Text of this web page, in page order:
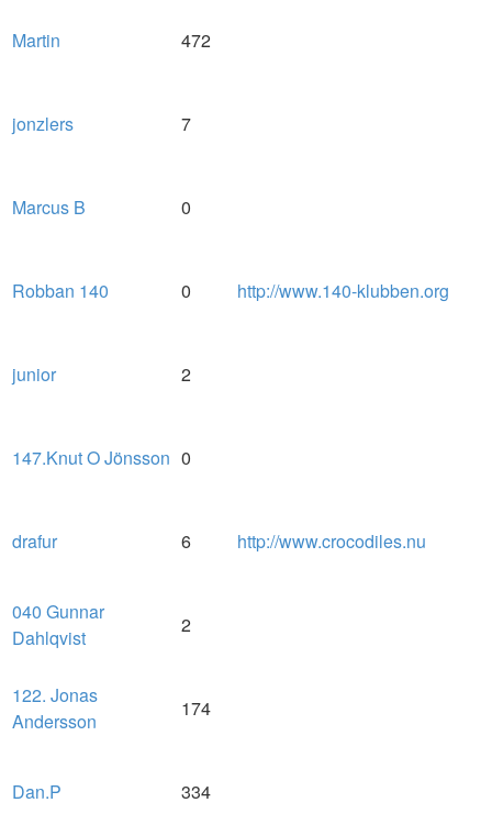
Martin 472
jonzlers 7
Marcus B 0
Robban 140 0 http://www.140-klubben.org
junior 2
147.Knut O Jönsson 0
drafur 6 http://www.crocodiles.nu
040 Gunnar
Dahlqvist
2
122. Jonas
Andersson
174
Dan.P 334